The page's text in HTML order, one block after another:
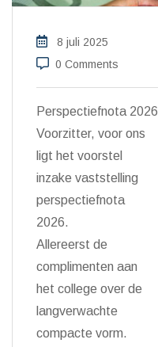
8 juli 2025
0 Comments
Perspectiefnota 2026
Voorzitter, voor ons
ligt het voorstel
inzake vaststelling
perspectiefnota
2026.
Allereerst de
complimenten aan
het college over de
langverwachte
compacte vorm.